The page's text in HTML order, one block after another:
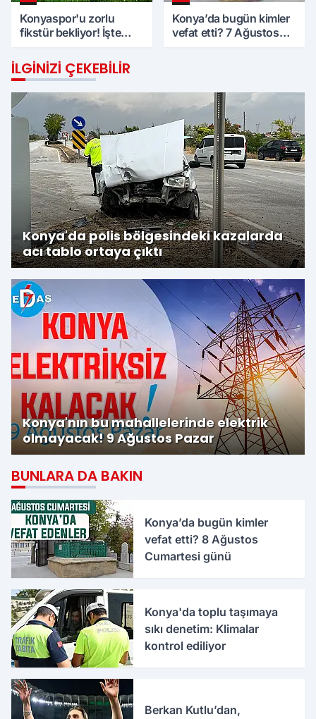
Konyaspor'u zorlu
fikstür bekliyor! İşte
Konya’da bugün kimler
vefat etti? 7 Ağustos
İLGINIZI ÇEKEBILIR
Konya'da polis bölgesindeki kazalarda
acı tablo ortaya çıktı
Konya'nın bu mahallelerinde elektrik
olmayacak! 9 Ağustos Pazar
BUNLARA DA BAKIN
Konya’da bugün kimler
vefat etti? 8 Ağustos
Cumartesi günü
Konya'da toplu taşımaya
sıkı denetim: Klimalar
kontrol ediliyor
Berkan Kutlu’dan,